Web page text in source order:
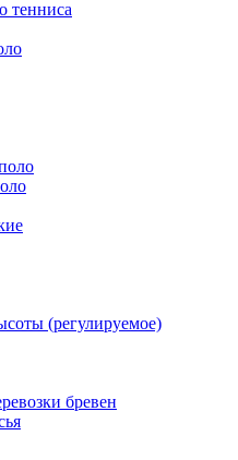
тенниса
(регулируемое)
бревен